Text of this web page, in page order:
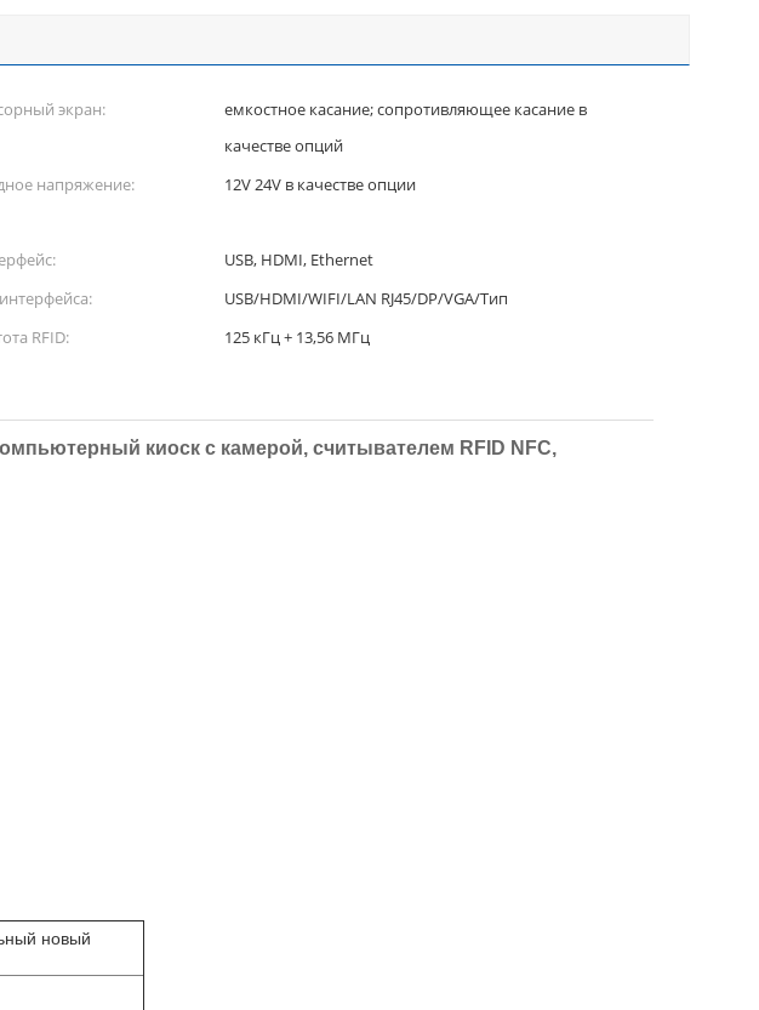
экран:
емкостное касание; сопротивляющее касание в
качестве опций
напряжение: 12V 24V в качестве опции
USB, HDMI, Ethernet
USB/HDMI/WIFI/LAN RJ45/DP/VGA/Тип
RFID:
125 кГц + 13,56 МГц
киоск с камерой, считывателем RFID NFC,
новый